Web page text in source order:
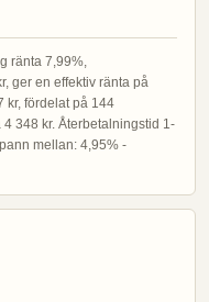
ränta 7,99%,
ger en effektiv ränta på
kr, fördelat på 144
348 kr. Återbetalningstid 1-
mellan: 4,95% -